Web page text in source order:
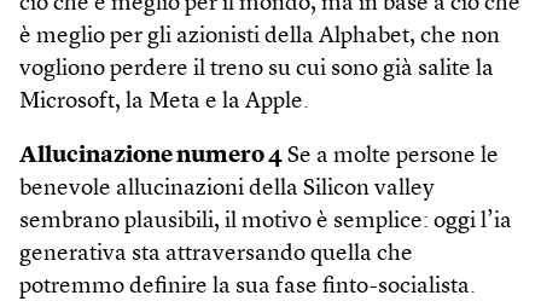
è meglio per gli azionisti della Alphabet, che non
vogliono perdere il treno su cui sono già salite la
Microsoft, la Meta e la Apple.
Allucinazione numero 4 Se a molte persone le
benevole allucinazioni della Silicon valley
sembrano plausibili, il motivo è semplice: oggi l’ia
generativa sta attraversando quella che
potremmo definire la sua fase finto-socialista.